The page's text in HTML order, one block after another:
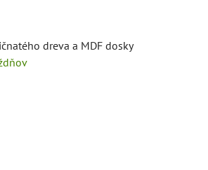
dreva a MDF dosky